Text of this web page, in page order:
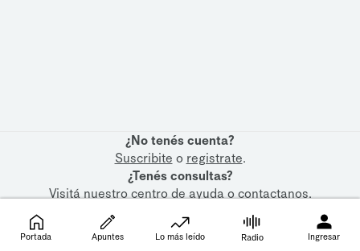
¿No tenés cuenta?
Suscribite o registrate.
¿Tenés consultas?
Visitá nuestrocentro de ayudaocontactanos.
Portada Apuntes Lo más leído Radio Ingresar